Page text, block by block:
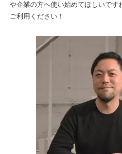
や企業の方へ使い始めてほしいです
ご利用ください！